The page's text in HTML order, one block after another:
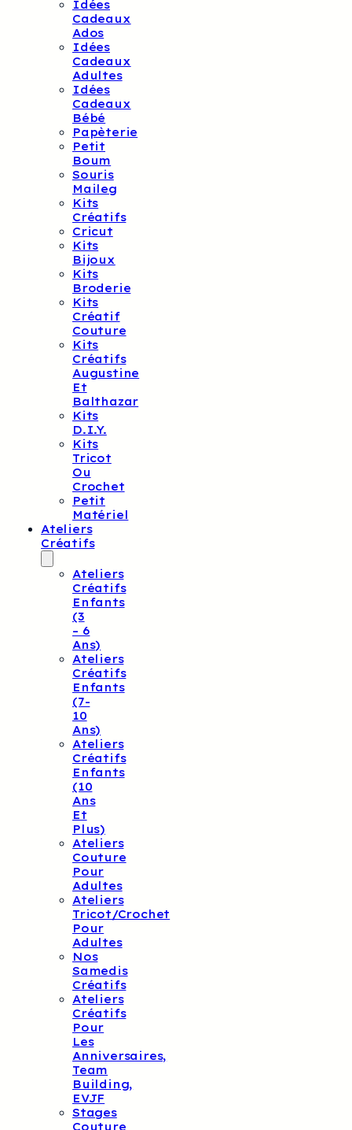
Idées
Cadeaux
Ados
Idées
Cadeaux
Adultes
Idées
Cadeaux
Bébé
Papèterie
Petit
Boum
Souris
Maileg
Kits
Créatifs
Cricut
Kits
Bijoux
Kits
Broderie
Kits
Créatif
Couture
Kits
Créatifs
Augustine
Et
Balthazar
Kits
D.I.Y.
Kits
Tricot
Ou
Crochet
Petit
Matériel
Ateliers
Créatifs
Ateliers
Créatifs
Enfants
(3
– 6
Ans)
Ateliers
Créatifs
Enfants
(7-
10
Ans)
Ateliers
Créatifs
Enfants
(10
Ans
Et
Plus)
Ateliers
Couture
Pour
Adultes
Ateliers
Tricot/crochet
Pour
Adultes
Nos
Samedis
Créatifs
Ateliers
Créatifs
Pour
Les
Anniversaires,
Team
Building,
EVJF
Stages
Couture